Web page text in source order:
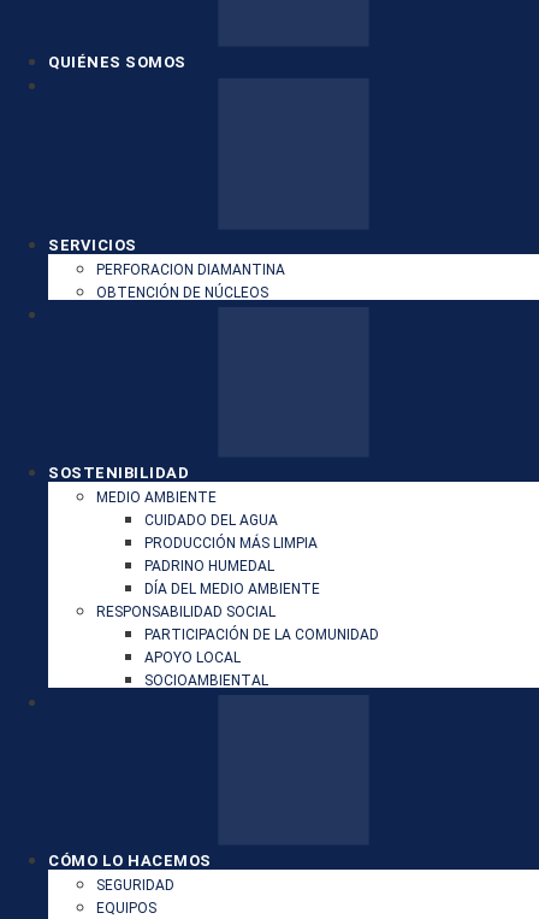
QUIÉNES SOMOS
SERVICIOS
PERFORACION DIAMANTINA
OBTENCIÓN DE NÚCLEOS
SOSTENIBILIDAD
MEDIO AMBIENTE
CUIDADO DEL AGUA
PRODUCCIÓN MÁS LIMPIA
PADRINO HUMEDAL
DÍA DEL MEDIO AMBIENTE
RESPONSABILIDAD SOCIAL
PARTICIPACIÓN DE LA COMUNIDAD
APOYO LOCAL
SOCIOAMBIENTAL
CÓMO LO HACEMOS
SEGURIDAD
EQUIPOS